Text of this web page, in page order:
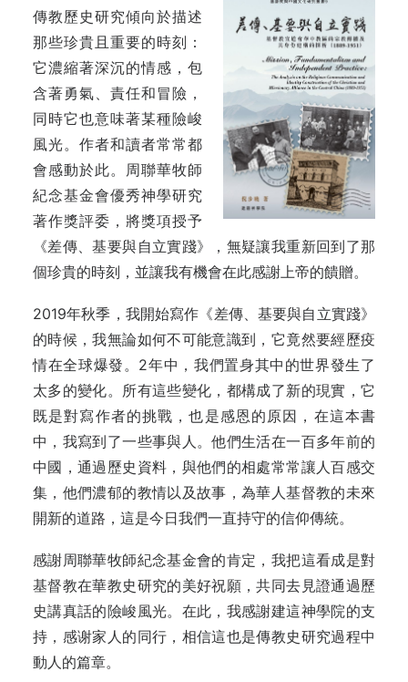
傳教歷史研究傾向於描述
那些珍貴且重要的時刻：
它濃縮著深沉的情感，包
含著勇氣、責任和冒險，
同時它也意味著某種險峻
風光。作者和讀者常常都
會感動於此。周聯華牧師
紀念基金會優秀神學研究
著作獎評委，將獎項授予
《差傳、基要與自立實踐》，無疑讓我重新回到了那
個珍貴的時刻，並讓我有機會在此感謝上帝的饋贈。
2019年秋季，我開始寫作《差傳、基要與自立實踐》
的時候，我無論如何不可能意識到，它竟然要經歷疫
情在全球爆發。2年中，我們置身其中的世界發生了
太多的變化。所有這些變化，都構成了新的現實，它
既是對寫作者的挑戰，也是感恩的原因，在這本書
中，我寫到了一些事與人。他們生活在一百多年前的
中國，通過歷史資料，與他們的相處常常讓人百感交
集，他們濃郁的教情以及故事，為華人基督教的未來
開新的道路，這是今日我們一直持守的信仰傳統。
感謝周聯華牧師紀念基金會的肯定，我把這看成是對
基督教在華教史研究的美好祝願，共同去見證通過歷
史講真話的險峻風光。在此，我感謝建這神學院的支
持，感谢家人的同行，相信這也是傳教史研究過程中
動人的篇章。